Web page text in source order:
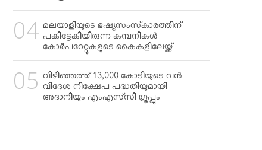
മലയാളിയുടെ ഭഷ്യസംസ്‌കാരത്തിന്
പകിട്ടേകിയിരുന്ന കമ്പനികള്‍
കോര്‍പറേറ്റുകളുടെ കൈകളിലേയ്ക്ക്
വിഴിഞ്ഞത്ത് 13,000 കോടിയുടെ വന്‍
വിദേശ നിക്ഷേപ പദ്ധതിയുമായി
അദാനിയും എംഎസ്‌സി ഗ്രൂപ്പും